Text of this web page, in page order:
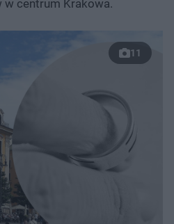
centrum Krakowa.
11